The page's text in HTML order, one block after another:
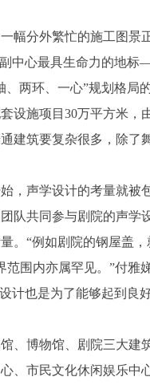
幅分外繁忙的施工图景
中心最具生命力的地
、两环、一心”规划格局
设施项目30万平方米
建筑要复杂很多，除
，声学设计的考量就
队共同参与剧院的声学
。“例如剧院的钢屋盖
范围内亦属罕见。”付雅
计也是为了能够起到
、博物馆、剧院三大建
、市民文化休闲娱乐中